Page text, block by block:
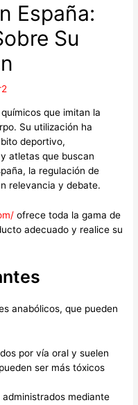
España:
Su
que imitan la
Su utilización ha
deportivo,
atletas que buscan
la regulación de
relevancia y debate.
ofrece toda la gama de
adecuado y realice su
anabólicos, que pueden
por vía oral y suelen
ser más tóxicos
administrados mediante